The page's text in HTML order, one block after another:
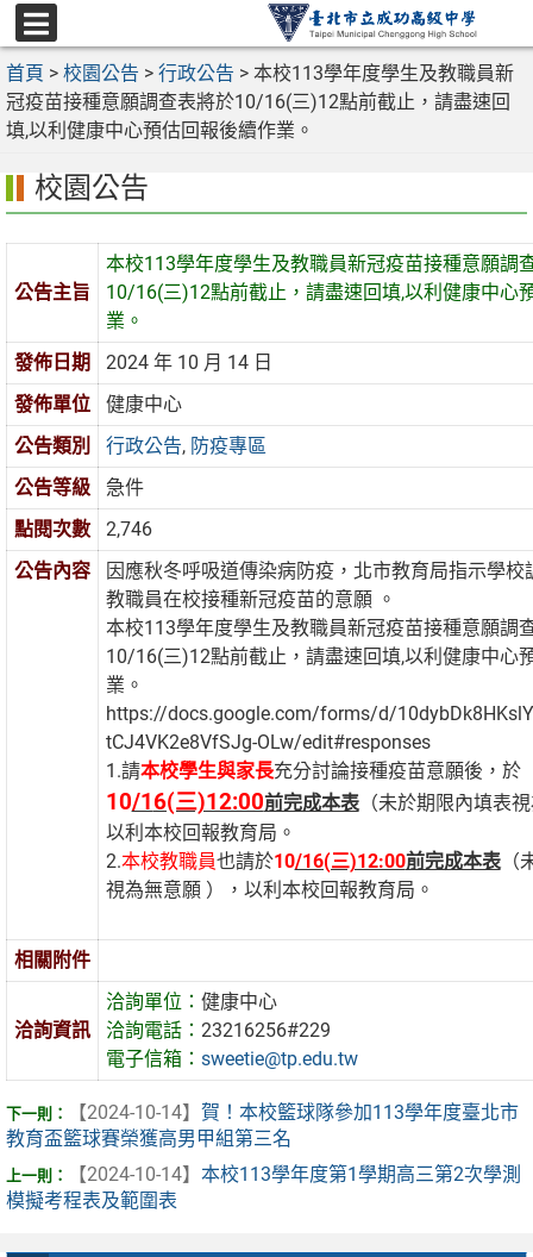
跳
至
主
要
內
選
單
首頁 > 校園公告 > 行政公告 > 本校113學年度學生及教職員新
冠疫苗接種意願調查表將於10/16(三)12點前截止，請盡速回
填,以利健康中心預估回報後續作業。
校園公告
公告主旨
本校113學年度學生及教職員新冠疫苗接種意願調
10/16(三)12點前截止，請盡速回填,以利健康中心
業。
發佈日期
2024 年 10 月 14 日
發佈單位
健康中心
公告類別
行政公告, 防疫專區
公告等級
急件
點閱次數
2,746
公告內容
因應秋冬呼吸道傳染病防疫，北市教育局指示學校
教職員在校接種新冠疫苗的意願 。
本校113學年度學生及教職員新冠疫苗接種意願調
10/16(三)12點前截止，請盡速回填,以利健康中心
業。
https://docs.google.com/forms/d/
tCJ4VK2e8VfSJg-OLw/edit#responses
1.請本校學生與家長充分討論接種疫苗意願後，於
10/1 6(三)12:00前完成本表（未於期限內填表
以利本校回報教育局。
2.本校教職員也請於10/16(三)12:00前完成本表（
視為無意願 ），以利本校回報教育局。
相關附件
洽詢資訊
洽詢單位： 健康中心
洽詢電話： 23216256#229
電子信箱： sweetie@tp.edu.tw
【2024-10-14】 賀！本校籃球隊參加113學年度臺北市
教育盃籃球賽榮獲高男甲組第三名
【2024-10-14】 本校113學年度第1學期高三第2次學測
模擬考程表及範圍表